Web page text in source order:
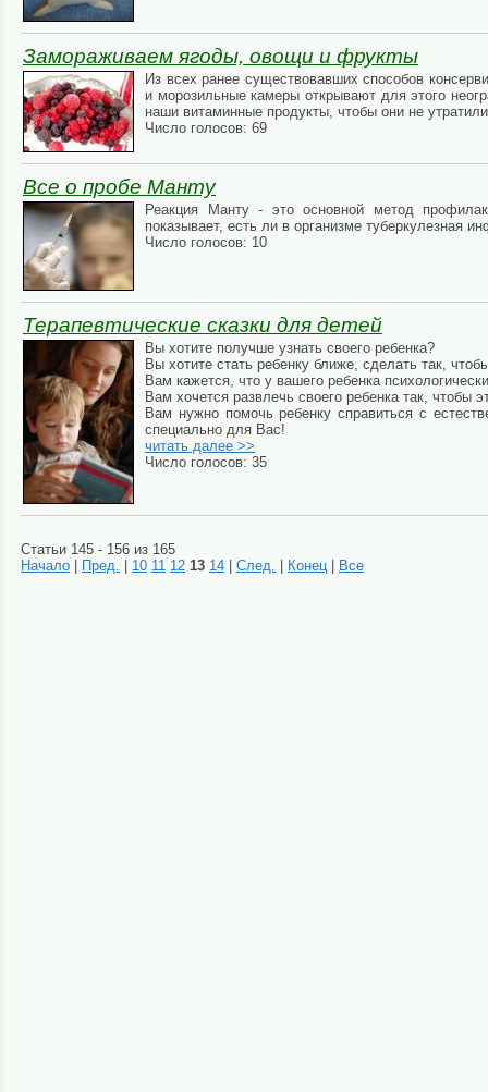
Замораживаем ягоды, овощи и фрукты
Из всех ранее существовавших способов
и морозильные камеры открывают для этого
наши витаминные продукты, чтобы они не
Число голосов: 69
Все о пробе Манту
Реакция Манту - это основной метод
показывает, есть ли в организме туберкулезная
Число голосов: 10
Терапевтические сказки для детей
Вы хотите получше узнать своего ребенка?
Вы хотите стать ребенку ближе, сделать так,
Вам кажется, что у вашего ребенка
Вам хочется развлечь своего ребенка так, чтобы
Вам нужно помочь ребенку справиться с
специально для Вас!
читать далее >>
Число голосов: 35
Статьи 145 - 156 из 165
Начало
Пред. 10 11 12 13 14 След. Конец Все